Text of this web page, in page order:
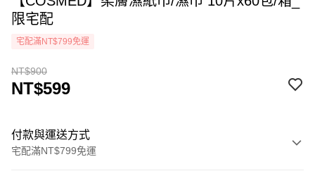
限宅配
宅配滿NT$799免運
NT$900
NT$599
付款與運送方式
宅配滿NT$799免運